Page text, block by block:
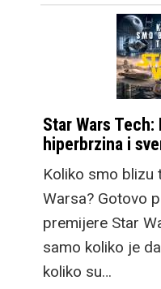
Star Wars
hiperbrzina i
Koliko smo blizu
Warsa? Gotovo
premijere Star
samo koliko je
koliko su…